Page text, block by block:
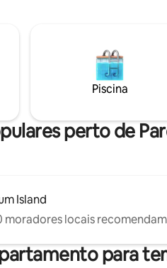
memórias
de madeira
casais,
pássaros
relaxar e
LAGO
Piscina
perto de
Island
moradores locais recomendam
para